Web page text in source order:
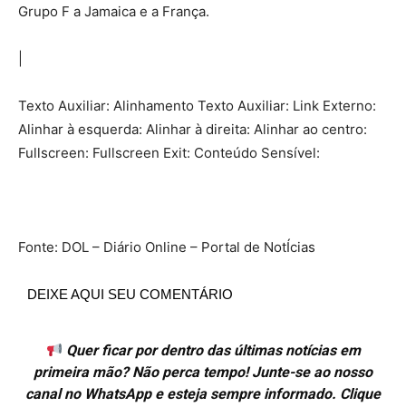
Grupo F a Jamaica e a França.
Texto Auxiliar: Alinhamento Texto Auxiliar: Link Externo:
Alinhar à esquerda: Alinhar à direita: Alinhar ao centro:
Fullscreen: Fullscreen Exit: Conteúdo Sensível:
Fonte: DOL – Diário Online – Portal de NotÍcias
DEIXE AQUI SEU COMENTÁRIO
Quer ficar por dentro das últimas notícias em
primeira mão? Não perca tempo! Junte-se ao nosso
canal no WhatsApp e esteja sempre informado. Clique